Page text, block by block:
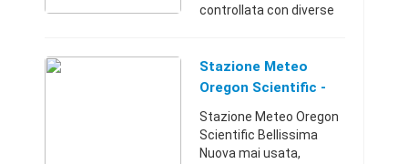
controllata con diverse
Sveglia, Alba, tramonto,
lune, attivazione vocale
Stazione Meteo
Oregon Scientific -
Narni (Terni)
Stazione Meteo Oregon
Scientific Bellissima
Nuova mai usata,